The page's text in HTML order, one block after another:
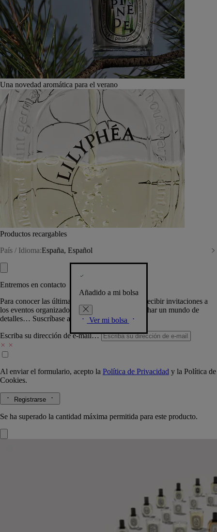
Una novedad aromática para el verano
Productos recargables
País / Idioma:España, Español
Añadido a mi bolsa
Ver mi bolsa
Entremos en contacto
Para conocer las últimas creaciones de la Casa, recibir invitaciones a
los eventos organizados por Diptyque y aprovechar un mundo de
detalles… Suscríbase a nuestra newsletter.
Escriba su dirección de e-mail…
Al enviar el formulario, acepto la Política de Privacidad y la Política de
Cookies.
Registrarse
Se ha superado la cantidad máxima permitida para este producto.